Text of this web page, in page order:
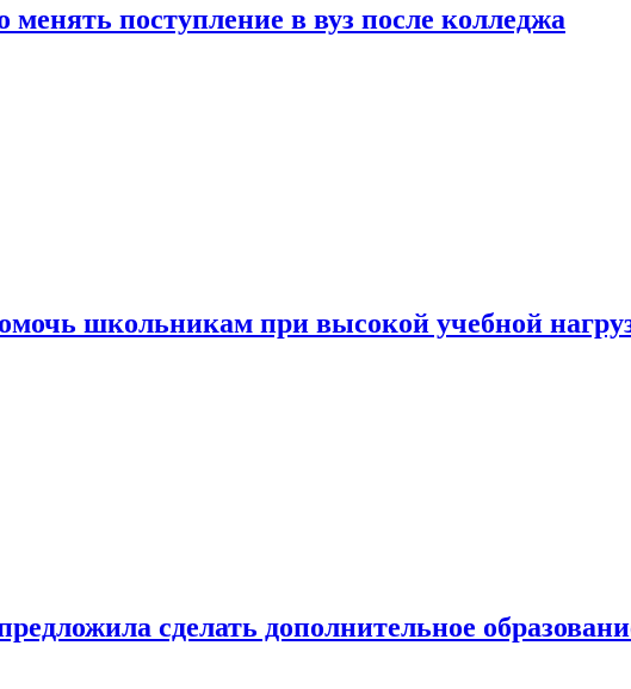
менять поступление в вуз после колледжа
школьникам при высокой учебной
сделать дополнительное